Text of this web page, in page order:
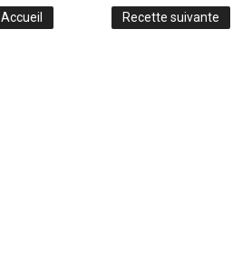
Recette suivante
Accueil